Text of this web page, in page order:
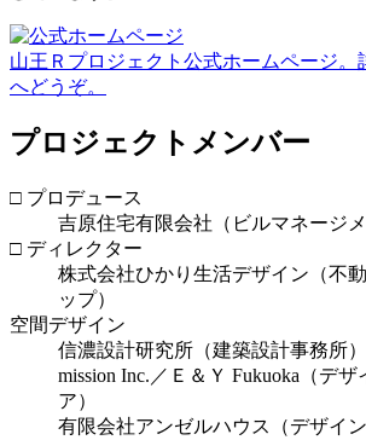
山王Ｒプロジェクト公式ホームページ。
へどうぞ。
プロジェクトメンバー
□ プロデュース
吉原住宅有限会社（ビルマネージメ
□ ディレクター
株式会社ひかり生活デザイン（不
ップ）
空間デザイン
信濃設計研究所（建築設計事務所）
mission Inc.／Ｅ＆Ｙ Fukuoka（デ
ア）
有限会社アンゼルハウス（デザイ